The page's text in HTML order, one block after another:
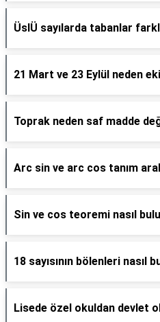
ÜslÜ sayılarda tabanlar
21 Mart ve 23 Eylül neden
Toprak neden saf madde
Arc sin ve arc cos tanım
Sin ve cos teoremi nasıl
18 sayısının bölenleri nasıl
Lisede özel okuldan devlet